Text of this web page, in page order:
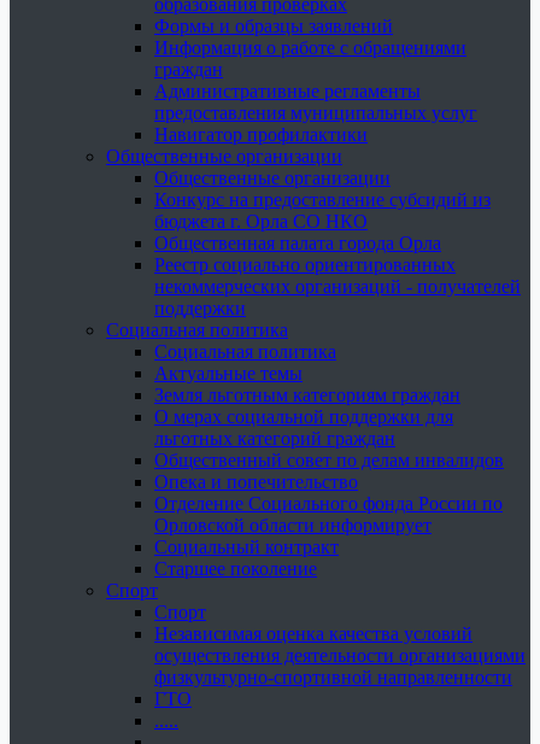
образования проверках
Формы и образцы заявлений
Информация о работе с обращениями
граждан
Административные регламенты
предоставления муниципальных услуг
Навигатор профилактики
Общественные организации
Общественные организации
Конкурс на предоставление субсидий из
бюджета г. Орла СО НКО
Общественная палата города Орла
Реестр социально ориентированных
некоммерческих организаций - получателей
поддержки
Социальная политика
Социальная политика
Актуальные темы
Земля льготным категориям граждан
О мерах социальной поддержки для
льготных категорий граждан
Общественный совет по делам инвалидов
Опека и попечительство
Отделение Социального фонда России по
Орловской области информирует
Социальный контракт
Старшее поколение
Спорт
Спорт
Независимая оценка качества условий
осуществления деятельности организациями
физкультурно-спортивной направленности
ГТО
.....